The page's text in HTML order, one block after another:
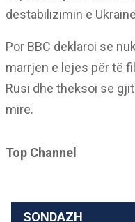
destabilizimin e
Por BBC deklaroi se
marrjen e lejes për të
Rusi dhe theksoi se
mirë.
Top Channel
SONDAZH